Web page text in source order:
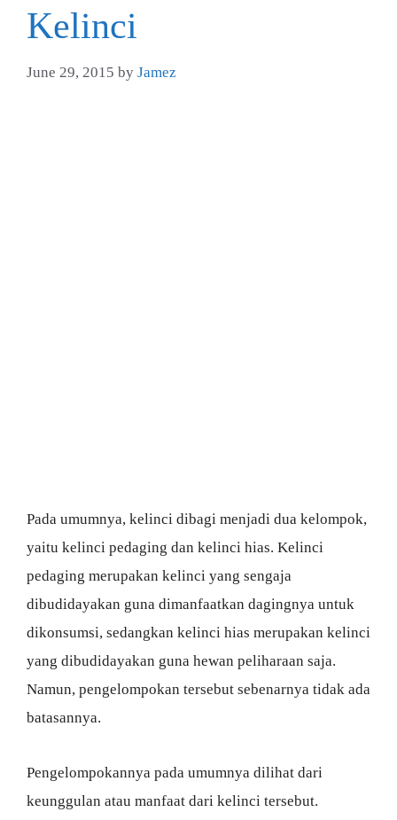
Kelinci
June 29, 2015 by Jamez
Pada umumnya, kelinci dibagi menjadi dua kelompok,
yaitu kelinci pedaging dan kelinci hias. Kelinci
pedaging merupakan kelinci yang sengaja
dibudidayakan guna dimanfaatkan dagingnya untuk
dikonsumsi, sedangkan kelinci hias merupakan kelinci
yang dibudidayakan guna hewan peliharaan saja.
Namun, pengelompokan tersebut sebenarnya tidak ada
batasannya.
Pengelompokannya pada umumnya dilihat dari
keunggulan atau manfaat dari kelinci tersebut.